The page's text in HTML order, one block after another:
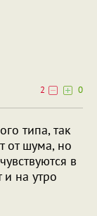
2
0
типа, так
от шума, но
в
и на утро